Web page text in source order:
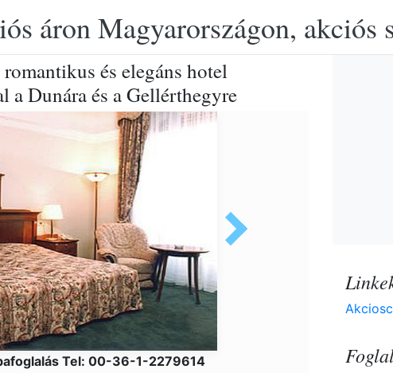
áron Magyarországon, akciós
és elegáns hotel
a Dunára és a Gellérthegyre
Tel: 00-36-1-2279614